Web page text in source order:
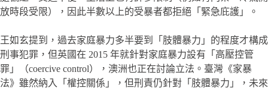
放時段受限），因此半數以上的受暴者都拒絕「緊急庇護」。
王如玄提到，過去家庭暴力多半要到「肢體暴力」的程度才構成
刑事犯罪，但英國在 2015 年就針對家庭暴力設有「高壓控管
罪」（coercive control），澳洲也正在討論立法。臺灣《家暴
法》雖然納入「權控關係」，但刑責仍針對「肢體暴力」，未來